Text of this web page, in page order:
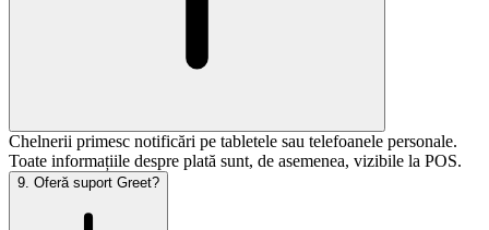
Chelnerii primesc notificări pe tabletele sau telefoanele personale.
Toate informațiile despre plată sunt, de asemenea, vizibile la POS.
9. Oferă suport Greet?